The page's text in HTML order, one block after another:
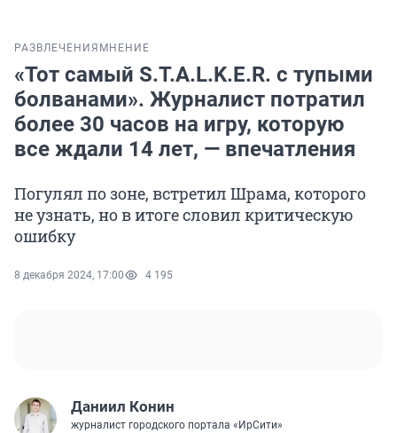
РАЗВЛЕЧЕНИЯ МНЕНИЕ
«Тот самый S.T.A.L.K.E.R. с тупыми
болванами». Журналист потратил
более 30 часов на игру, которую
все ждали 14 лет, — впечатления
Погулял по зоне, встретил Шрама, которого
не узнать, но в итоге словил критическую
ошибку
8 декабря 2024, 17:00 4 195
Даниил Конин
журналист городского портала «ИрСити»